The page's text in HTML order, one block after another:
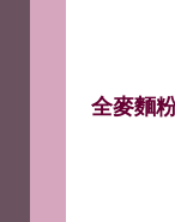
全麥麵